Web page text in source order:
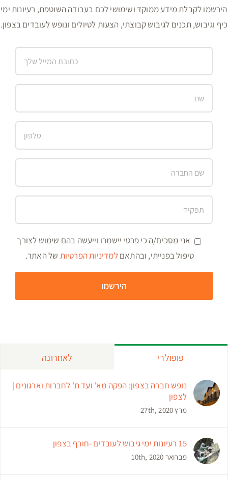
הירשמו לקבלת מידע ממוקד ושימושי לכם בעבודה השוטפת, רעיונות ימי
כיף וגיבוש, תכנים לגיבוש קבוצתי, הצעות לטיולים ונופש לעובדים בצפון.
אני מסכים/ה כי פרטי יישמרו וייעשה בהם שימוש לצורך
טיפול בפנייתי, ובהתאםלמדיניות הפרטיות של האתר.
פופולרי לאחרונה
נופש חברה בצפון: הפקה מא' ועד ת' לחברות וארגונים |
לצפון
מרץ 27th, 2020
15 רעיונות ימי גיבוש לעובדים -חורף בצפון
פברואר 10th, 2020